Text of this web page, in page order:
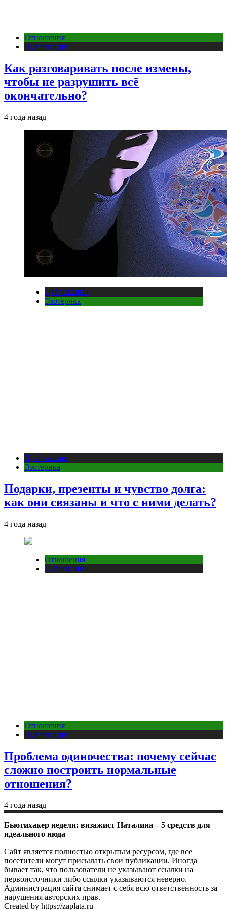
Отношения
Публикации
Как разговаривать после измены,
чтобы не разрушить всё
окончательно?
4 года назад
Публикации
Эзотерика
Публикации
Эзотерика
Подарки, презенты и чувство долга:
как они связаны и что с ними делать?
4 года назад
Отношения
Публикации
Отношения
Публикации
Проблема одиночества: почему сейчас
сложно построить нормальные
отношения?
4 года назад
Бьютихакер недели: визажист Наталина – 5 средств для
идеального нюда
Сайт является полностью открытым ресурсом, где все
посетители могут присылать свои публикации. Иногда
бывает так, что пользователи не указывают ссылки на
первоисточники либо ссылки указываются неверно.
Администрация сайта снимает с себя всю ответственность за
нарушения авторских прав.
Created by https://zaplata.ru